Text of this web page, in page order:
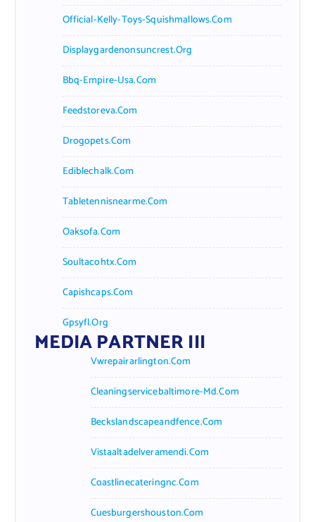
Official-Kelly-Toys-Squishmallows.com
Displaygardenonsuncrest.org
Bbq-Empire-Usa.com
Feedstoreva.com
Drogopets.com
Ediblechalk.com
Tabletennisnearme.com
Oaksofa.com
Soultacohtx.com
Capishcaps.com
Gpsyfl.org
MEDIA PARTNER III
Vwrepairarlington.com
Cleaningservicebaltimore-Md.com
Beckslandscapeandfence.com
Vistaaltadelveramendi.com
Coastlinecateringnc.com
Cuesburgershouston.com